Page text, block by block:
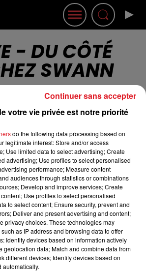
- DU CÔTÉ
SWANN
masqué compte-tenu du refus
que vous avez exprimé. Si
l'afficher, merci de nous donner
en cliquant sur le bouton ci-
dessous.
Afficher l'élément
votre vie privée est notre priorité
do the following data processing based on
legitimate interest: Store and/or access
Use limited data to select advertising; Create
advertising; Use profiles to select personalised
performance; Measure content
audiences through statistics or combinations
Develop and improve services; Create
Use profiles to select personalised
to select content; Ensure security, prevent and
Deliver and present advertising and content;
privacy choices. These technologies may
as IP address and browsing data to offer
Identify devices based on information actively
geolocation data; Match and combine data from
different devices; Identify devices based on
automatically.
Continuer sans accepter